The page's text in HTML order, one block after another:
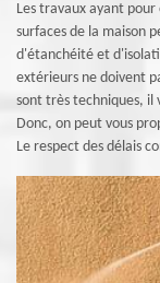
Les travaux ayant
surfaces de la maison
d'étanchéité et
extérieurs ne doivent
sont très techniques, il
Donc, on peut vous
Le respect des délais